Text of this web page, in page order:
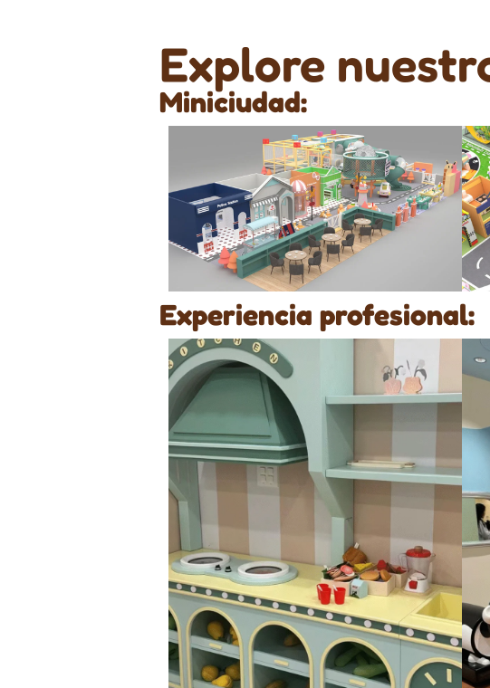
Explore
Miniciudad:
Experiencia profesional: